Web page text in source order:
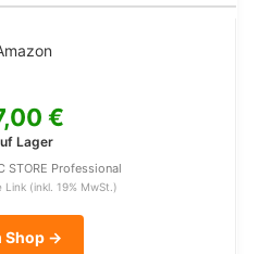
€
Lager
STORE Professional
(inkl. 19% MwSt.)
Shop →